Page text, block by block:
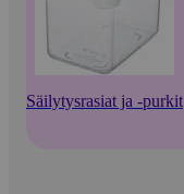
Säilytysrasiat ja -purkit